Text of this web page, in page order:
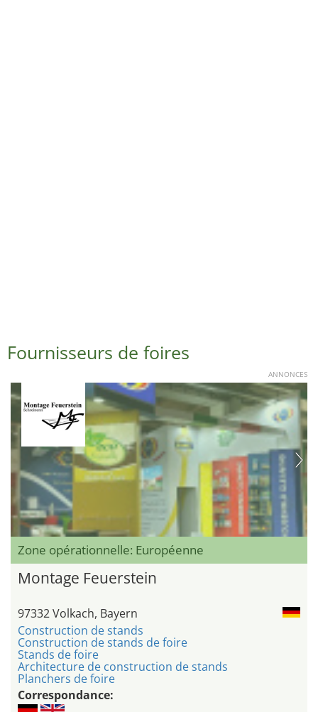
Fournisseurs de foires
ANNONCES
Zone opérationnelle: Européenne
Montage Feuerstein
97332 Volkach, Bayern
Construction de stands
Construction de stands de foire
Stands de foire
Architecture de construction de stands
Planchers de foire
Correspondance: